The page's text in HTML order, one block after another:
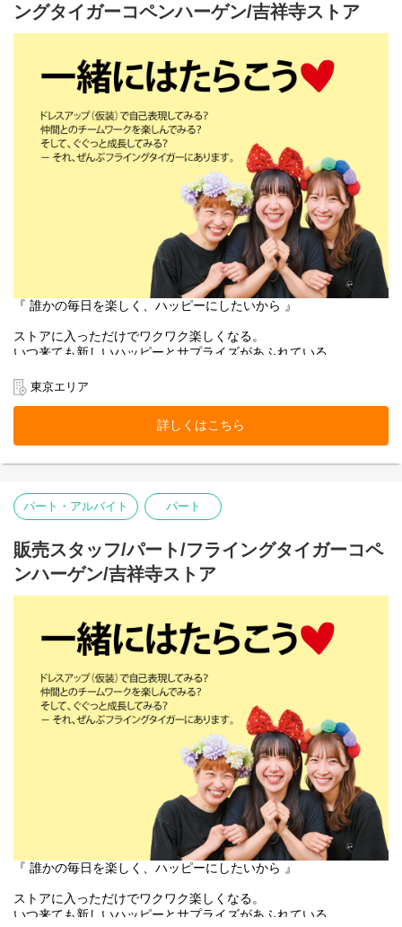
本店所在地及び本社・営業本部：
Zebra Japan株式会社（東京都渋谷区神宮前2-22-16）
ングタイガーコペンハーゲン/吉祥寺ストア
『 誰かの毎日を楽しく、ハッピーにしたいから 』
ストアに入っただけでワクワク楽しくなる。
いつ来ても新しいハッピーとサプライズがあふれている。
働くスタッフ自身がブランドのファンで、商品を愛しているか
ら。
そして売り場づくりを伸び伸び楽しめるカルチャーがあるから。
お客様だけでなく、スタッフも自然に笑顔になれるのが
Flying Tiger Copenhagenという場所です。
吉祥寺ストアで、私たちのチームの一員になりませんか。
■お店の雰囲気はブログでご覧いただけます！
https://blog.jp.flyingtiger.com/brand/flying-tiger-copenhagen
本店所在地及び本社・営業本部：
Zebra Japan株式会社（東京都渋谷区神宮前2-22-16）
東京エリア
詳しくはこちら
パート・アルバイト パート
販売スタッフ/パート/フライングタイガーコペ
ンハーゲン/吉祥寺ストア
『 誰かの毎日を楽しく、ハッピーにしたいから 』
ストアに入っただけでワクワク楽しくなる。
いつ来ても新しいハッピーとサプライズがあふれている。